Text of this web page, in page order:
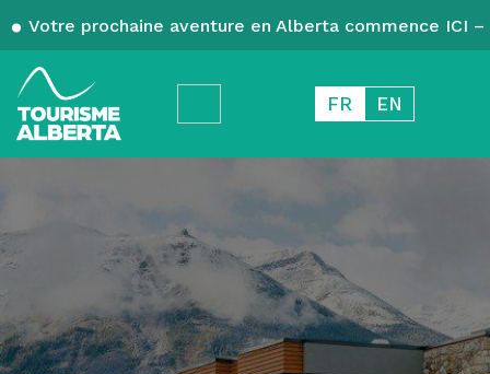
Votre prochaine aventure en Alberta commence ICI
FR EN